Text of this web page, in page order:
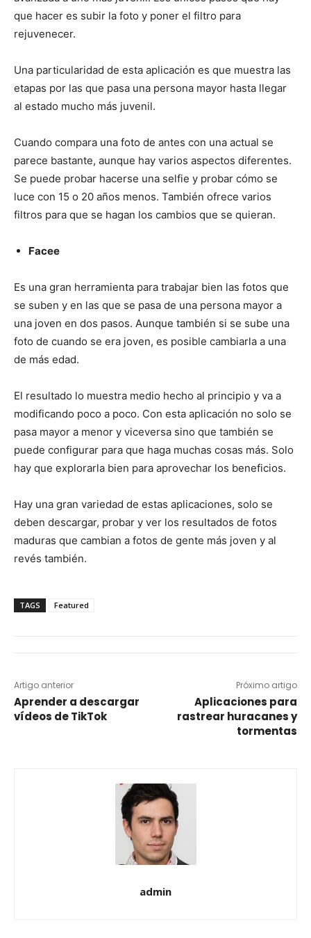
que hacer es subir la foto y poner el filtro para
rejuvenecer.
Una particularidad de esta aplicación es que muestra las
etapas por las que pasa una persona mayor hasta llegar
al estado mucho más juvenil.
Cuando compara una foto de antes con una actual se
parece bastante, aunque hay varios aspectos diferentes.
Se puede probar hacerse una selfie y probar cómo se
luce con 15 o 20 años menos. También ofrece varios
filtros para que se hagan los cambios que se quieran.
Facee
Es una gran herramienta para trabajar bien las fotos que
se suben y en las que se pasa de una persona mayor a
una joven en dos pasos. Aunque también si se sube una
foto de cuando se era joven, es posible cambiarla a una
de más edad.
El resultado lo muestra medio hecho al principio y va a
modificando poco a poco. Con esta aplicación no solo se
pasa mayor a menor y viceversa sino que también se
puede configurar para que haga muchas cosas más. Solo
hay que explorarla bien para aprovechar los beneficios.
Hay una gran variedad de estas aplicaciones, solo se
deben descargar, probar y ver los resultados de fotos
maduras que cambian a fotos de gente más joven y al
revés también.
TAGS Featured
Artigo anterior
Aprender a descargar
vídeos de TikTok
Próximo artigo
Aplicaciones para
rastrear huracanes y
tormentas
admin